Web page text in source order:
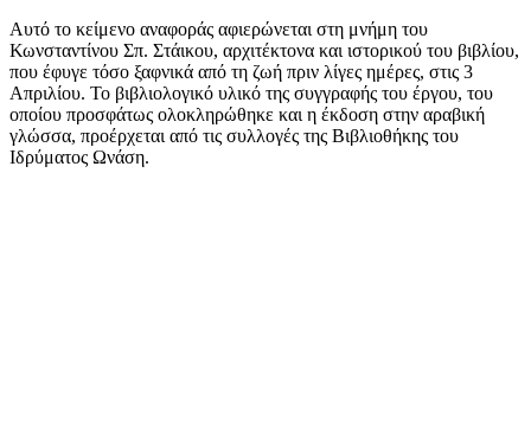
Αυτό το κείμενο αναφοράς αφιερώνεται στη μνήμη του
Κωνσταντίνου Σπ. Στάικου, αρχιτέκτονα και ιστορικού του βιβλίου,
που έφυγε τόσο ξαφνικά από τη ζωή πριν λίγες ημέρες, στις 3
Απριλίου. Το βιβλιολογικό υλικό της συγγραφής του έργου, του
οποίου προσφάτως ολοκληρώθηκε και η έκδοση στην αραβική
γλώσσα, προέρχεται από τις συλλογές της Βιβλιοθήκης του
Ιδρύματος Ωνάση.